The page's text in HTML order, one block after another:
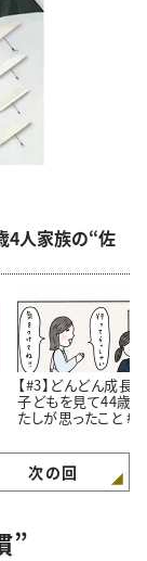
4人家族の“佐
【#3】どんどん成長
子どもを見て44歳
たしが思ったこと #4コ
次の回
”